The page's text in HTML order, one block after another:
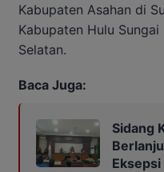
Kabupaten Asahan di
Kabupaten Hulu
Selatan.
Baca Juga:
Sidang
Eksepsi